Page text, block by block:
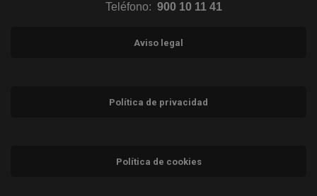
Teléfono: 900 10 11 41
Aviso legal
Política de privacidad
Política de cookies